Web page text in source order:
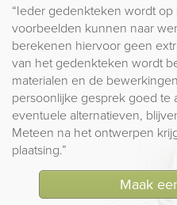
“Ieder gedenkteken wordt
voorbeelden kunnen naar
berekenen hiervoor geen
van het gedenkteken wordt
materialen en de
persoonlijke gesprek goed
eventuele alternatieven,
Meteen na het ontwerpen
plaatsing.”
Maak